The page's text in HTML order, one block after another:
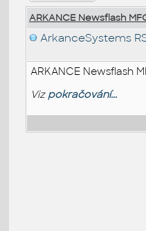
ARKANCE Newsflash
ArkanceSystems
ARKANCE Newsflash
Viz pokračování...